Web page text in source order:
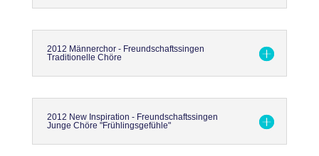
2012 Männerchor - Freundschaftssingen
Traditionelle Chöre
2012 New Inspiration - Freundschaftssingen
Junge Chöre "Frühlingsgefühle"